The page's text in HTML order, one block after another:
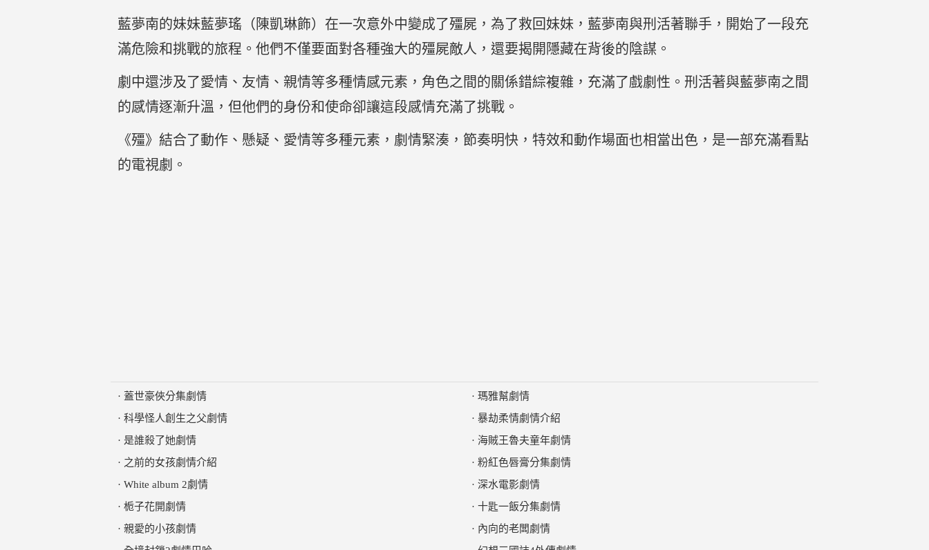
藍夢南的妹妹藍夢瑤（陳凱琳飾）在一次意外中變成了殭屍，為了救回妹妹，藍夢南與刑活著聯手，開始了一段充
滿危險和挑戰的旅程。他們不僅要面對各種強大的殭屍敵人，還要揭開隱藏在背後的陰謀。
劇中還涉及了愛情、友情、親情等多種情感元素，角色之間的關係錯綜複雜，充滿了戲劇性。刑活著與藍夢南之間
的感情逐漸升溫，但他們的身份和使命卻讓這段感情充滿了挑戰。
《殭》結合了動作、懸疑、愛情等多種元素，劇情緊湊，節奏明快，特效和動作場面也相當出色，是一部充滿看點
的電視劇。
· 蓋世豪俠分集劇情
· 科學怪人創生之父劇情
· 是誰殺了她劇情
· 之前的女孩劇情介紹
· White album 2劇情
· 栀子花開劇情
· 親愛的小孩劇情
· 瑪雅幫劇情
· 暴劫柔情劇情介紹
· 海賊王魯夫童年劇情
· 粉紅色唇膏分集劇情
· 深水電影劇情
· 十匙一飯分集劇情
· 內向的老闆劇情